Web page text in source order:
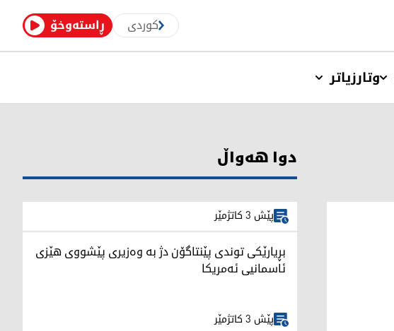
ڕاستەوخۆ کوردی
وتارزیاتر
دوا هەواڵ
پێش 3 کاتژمێر
بڕیارێکی توندی پێنتاگۆن دژ بە وەزیری پێشووی هێزی
ئاسمانیی ئەمریکا
پێش 3 کاتژمێر